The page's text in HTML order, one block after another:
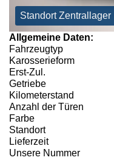
Standort Zentrallager
Allgemeine Daten:
Fahrzeugtyp
Karosserieform
Erst-Zul.
Getriebe
Kilometerstand
Anzahl der Türen
Farbe
Standort
Lieferzeit
Unsere Nummer